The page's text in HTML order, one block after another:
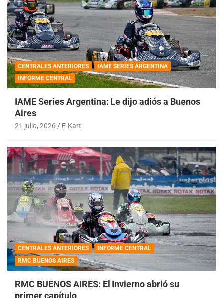
CENTRALES ANTERIORES
IAME SERIES ARGENTINA
INFORME CENTRAL
IAME Series Argentina: Le dijo adiós a Buenos
Aires
21 julio, 2026 E-Kart
CENTRALES ANTERIORES
INFORME CENTRAL
RMC BUENOS AIRES
RMC BUENOS AIRES: El Invierno abrió su
primer capítulo